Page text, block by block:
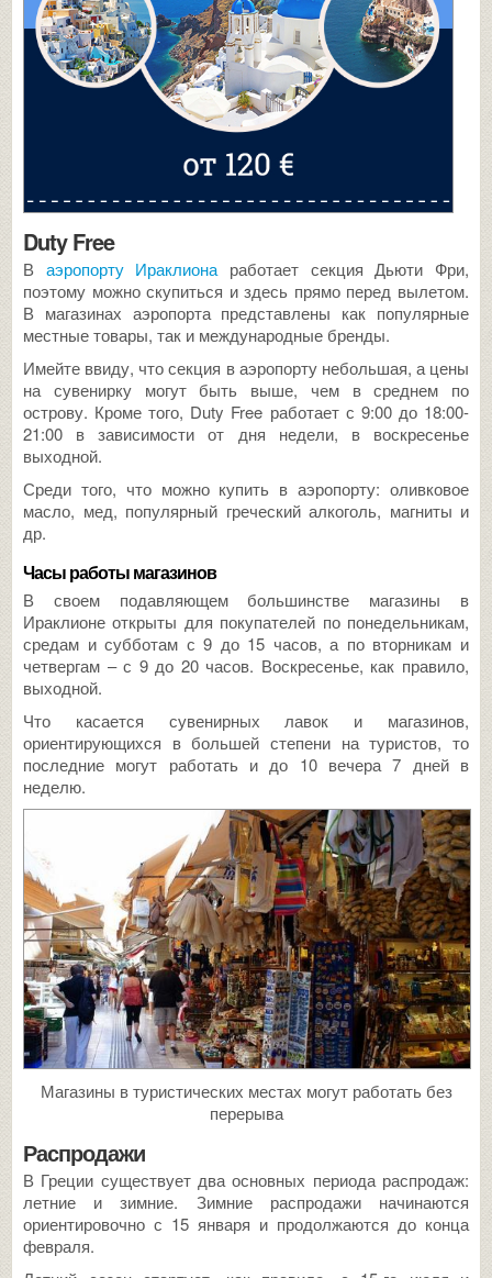
Duty Free
В аэропорту Ираклиона работает секция Дьюти Фри,
поэтому можно скупиться и здесь прямо перед вылетом.
В магазинах аэропорта представлены как популярные
местные товары, так и международные бренды.
Имейте ввиду, что секция в аэропорту небольшая, а цены
на сувенирку могут быть выше, чем в среднем по
острову. Кроме того, Duty Free работает с 9:00 до 18:00-
21:00 в зависимости от дня недели, в воскресенье
выходной.
Среди того, что можно купить в аэропорту: оливковое
масло, мед, популярный греческий алкоголь, магниты и
др.
Часы работы магазинов
В своем подавляющем большинстве магазины в
Ираклионе открыты для покупателей по понедельникам,
средам и субботам с 9 до 15 часов, а по вторникам и
четвергам – с 9 до 20 часов. Воскресенье, как правило,
выходной.
Что касается сувенирных лавок и магазинов,
ориентирующихся в большей степени на туристов, то
последние могут работать и до 10 вечера 7 дней в
неделю.
Магазины в туристических местах могут работать без
перерыва
Распродажи
В Греции существует два основных периода распродаж:
летние и зимние. Зимние распродажи начинаются
ориентировочно с 15 января и продолжаются до конца
февраля.